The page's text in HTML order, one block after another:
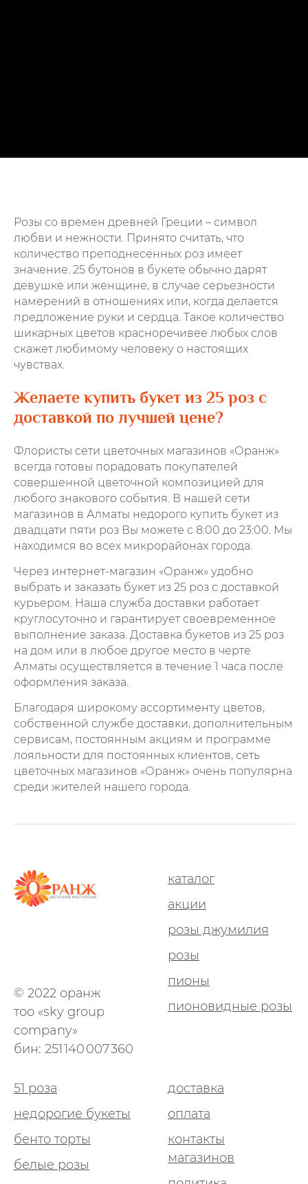
Розы со времен древней Греции – символ
любви и нежности. Принято считать, что
количество преподнесенных роз имеет
значение. 25 бутонов в букете обычно дарят
девушке или женщине, в случае серьезности
намерений в отношениях или, когда делается
предложение руки и сердца. Такое количество
шикарных цветов красноречивее любых слов
скажет любимому человеку о настоящих
чувствах.
Желаете купить букет из 25 роз с
доставкой по лучшей цене?
Флористы сети цветочных магазинов «Оранж»
всегда готовы порадовать покупателей
совершенной цветочной композицией для
любого знакового события. В нашей сети
магазинов в Алматы недорого купить букет из
двадцати пяти роз Вы можете с 8:00 до 23:00. Мы
находимся во всех микрорайонах города.
Через интернет-магазин «Оранж» удобно
выбрать и заказать букет из 25 роз с доставкой
курьером. Наша служба доставки работает
круглосуточно и гарантирует своевременное
выполнение заказа. Доставка букетов из 25 роз
на дом или в любое другое место в черте
Алматы осуществляется в течение 1 часа после
оформления заказа.
Благодаря широкому ассортименту цветов,
собственной службе доставки, дополнительным
сервисам, постоянным акциям и программе
лояльности для постоянных клиентов, сеть
цветочных магазинов «Оранж» очень популярна
среди жителей нашего города.
© 2022 оранж
тоо «sky group
company»
бин: 251 140 007 360
каталог
акции
розы джумилия
розы
пионы
пионовидные розы
51 роза
недорогие букеты
бенто торты
белые розы
доставка
оплата
контакты
магазинов